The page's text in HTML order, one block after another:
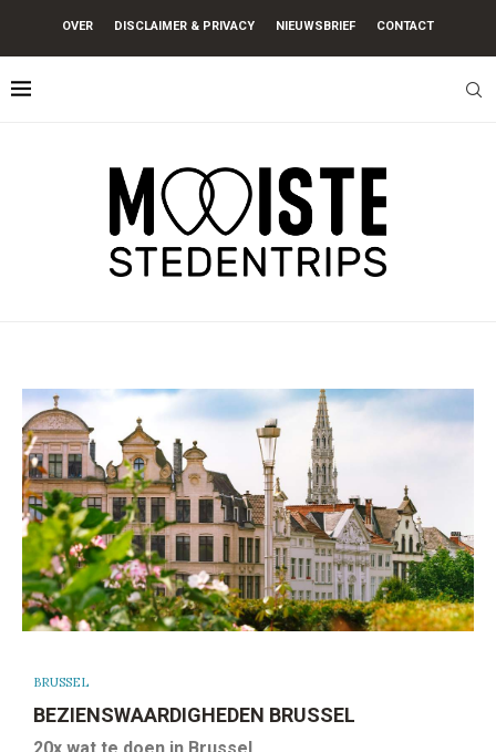
OVER DISCLAIMER & PRIVACY NIEUWSBRIEF CONTACT
BRUSSEL
BEZIENSWAARDIGHEDEN BRUSSEL